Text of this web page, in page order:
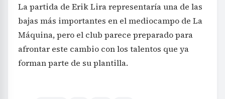
La partida de Erik Lira representaría una de las
bajas más importantes en el mediocampo de La
Máquina, pero el club parece preparado para
afrontar este cambio con los talentos que ya
forman parte de su plantilla.